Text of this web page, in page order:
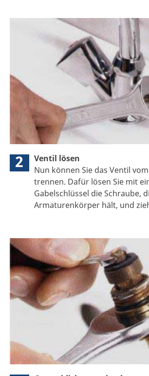
2
Ventil lösen
Nun können Sie das Ventil
trennen. Dafür lösen Sie mit
Gabelschlüssel die Schraube,
Armaturenkörper hält, und